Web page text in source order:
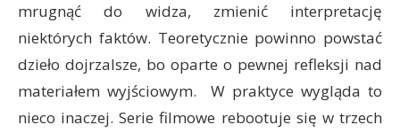
mrugnąć do widza, zmienić interpretację
niektórych faktów. Teoretycznie powinno powstać
dzieło dojrzalsze, bo oparte o pewnej refleksji nad
materiałem wyjściowym. W praktyce wygląda to
nieco inaczej. Serie filmowe rebootuje się w trzech